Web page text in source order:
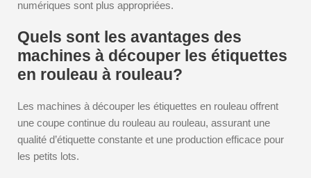
numériques sont plus appropriées.
Quels sont les avantages des
machines à découper les étiquettes
en rouleau à rouleau?
Les machines à découper les étiquettes en rouleau offrent
une coupe continue du rouleau au rouleau, assurant une
qualité d’étiquette constante et une production efficace pour
les petits lots.